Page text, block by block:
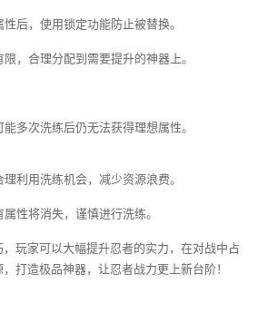
后，使用锁定功能防止被替换。
，合理分配到需要提升的神器上。
多次洗练后仍无法获得理想属性。
利用洗练机会，减少资源浪费。
性将消失，谨慎进行洗练。
玩家可以大幅提升忍者的实力，在对战中占
打造极品神器，让忍者战力更上新台阶！